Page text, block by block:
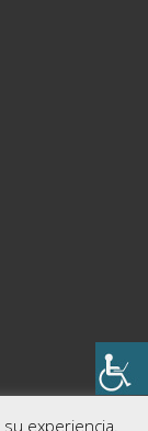
experiencia.